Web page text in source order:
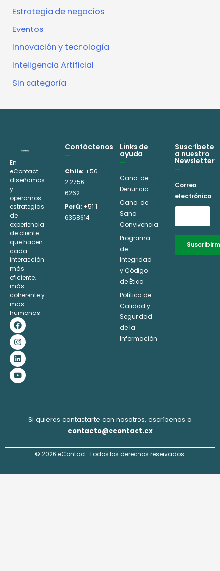
Estrategia de negocios
Eventos
Innovación y tecnología
Inteligencia Artificial
Sin categoría
En
eContact
diseñamos
y
operamos
estrategias
de
experiencia
de cliente
que hacen
cada
interacción
más
eficiente,
más
coherente y
más
humanas.
F
a
c
e
b
o
o
k
I
n
s
t
a
g
r
a
m
L
i
n
k
e
d
i
n
Y
o
u
t
u
b
e
Contáctenos
Chile: +56
2 2756
6262
Perú: +51 1
6358614
Links de
ayuda
Canal de
Denuncia
Canal de
Sana
Convivencia
Programa
de
Integridad
y Código
de Ética
Política de
Calidad y
Seguridad
de la
Información
Suscríbete
a nuestro
Newsletter
Correo
electrónico
Si quieres contactarte con nosotros, escríbenos a
contacto@econtact.cx
© 2026 eContact. Todos los derechos reservados.